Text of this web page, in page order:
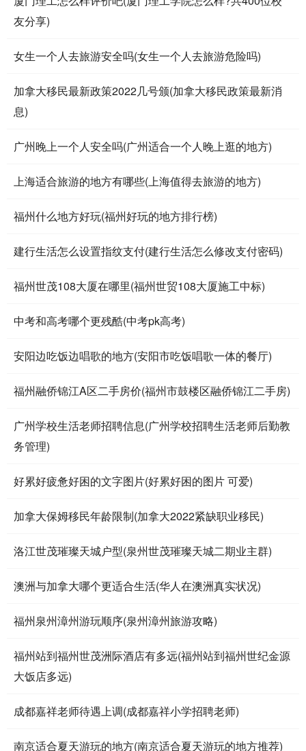
友分享)
女生一个人去旅游安全吗(女生一个人去旅游危险吗)
加拿大移民最新政策2022几号颁(加拿大移民政策最新消
息)
广州晚上一个人安全吗(广州适合一个人晚上逛的地方)
上海适合旅游的地方有哪些(上海值得去旅游的地方)
福州什么地方好玩(福州好玩的地方排行榜)
建行生活怎么设置指纹支付(建行生活怎么修改支付密码)
福州世茂108大厦在哪里(福州世贸108大厦施工中标)
中考和高考哪个更残酷(中考pk高考)
安阳边吃饭边唱歌的地方(安阳市吃饭唱歌一体的餐厅)
福州融侨锦江A区二手房价(福州市鼓楼区融侨锦江二手房)
广州学校生活老师招聘信息(广州学校招聘生活老师后勤教
务管理)
好累好疲惫好困的文字图片(好累好困的图片 可爱)
加拿大保姆移民年龄限制(加拿大2022紧缺职业移民)
洛江世茂璀璨天城户型(泉州世茂璀璨天城二期业主群)
澳洲与加拿大哪个更适合生活(华人在澳洲真实状况)
福州泉州漳州游玩顺序(泉州漳州旅游攻略)
福州站到福州世茂洲际酒店有多远(福州站到福州世纪金源
大饭店多远)
成都嘉祥老师待遇上调(成都嘉祥小学招聘老师)
南京适合夏天游玩的地方(南京适合夏天游玩的地方推荐)